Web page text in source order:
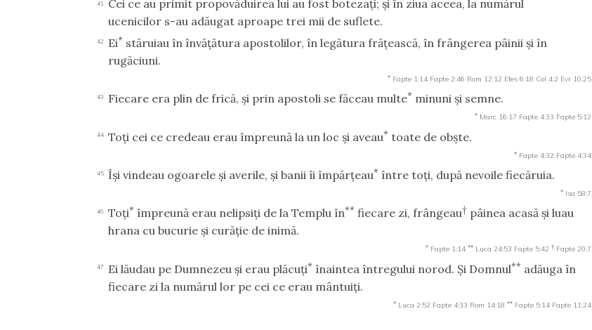
41
Cei ce au primit propovăduirea lui au fost botezaţi; şi în ziua aceea, la numărul
ucenicilor s-au adăugat aproape trei mii de suflete.
42 Ei* stăruiau în învăţătura apostolilor, în legătura frăţească, în frângerea pâinii şi în
rugăciuni.
* Fapte 1:14 Fapte 2:46 Rom 12:12 Efes 6:18 Col 4:2 Evr 10:25
43 Fiecare era plin de frică, şi prin apostoli se făceau multe* minuni şi semne.
* Marc 16:17 Fapte 4:33 Fapte 5:12
44 Toţi cei ce credeau erau împreună la un loc şi aveau* toate de obşte.
* Fapte 4:32 Fapte 4:34
45 Îşi vindeau ogoarele şi averile, şi banii îi împărţeau* între toţi, după nevoile fiecăruia.
* Isa 58:7
46 Toţi* împreună erau nelipsiţi de la Templu în** fiecare zi, frângeau† pâinea acasă şi luau
hrana cu bucurie şi curăţie de inimă.
* Fapte 1:14 ** Luca 24:53 Fapte 5:42 † Fapte 20:7
47 Ei lăudau pe Dumnezeu şi erau plăcuţi* înaintea întregului norod. Şi Domnul** adăuga în
fiecare zi la numărul lor pe cei ce erau mântuiţi.
* Luca 2:52 Fapte 4:33 Rom 14:18 ** Fapte 5:14 Fapte 11:24